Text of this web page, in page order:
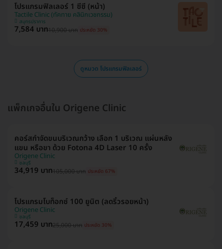
โปรแกรมฟิลเลอร์ 1 ซีซี (หน้า)
Tactile Clinic (ทัคทาย คลินิกเวชกรรม)
สมุทรปราการ
7,584 บาท10,900 บาท ประหยัด 30%
ดูหมวด โปรแกรมฟิลเลอร์
แพ็กเกจอื่นใน Origene Clinic
คอร์สกำจัดขนบริเวณกว้าง เลือก 1 บริเวณ แผ่นหลัง
แขน หรือขา ด้วย Fotona 4D Laser 10 ครั้ง
Origene Clinic
ชลบุรี
34,919 บาท105,000 บาท ประหยัด 67%
โปรแกรมโบท็อกซ์ 100 ยูนิต (ลดริ้วรอยหน้า)
Origene Clinic
ชลบุรี
17,459 บาท25,000 บาท ประหยัด 30%